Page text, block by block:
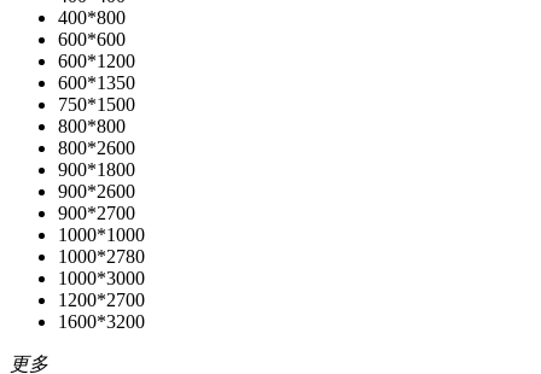
400*800
600*600
600*1200
600*1350
750*1500
800*800
800*2600
900*1800
900*2600
900*2700
1000*1000
1000*2780
1000*3000
1200*2700
1600*3200
更多